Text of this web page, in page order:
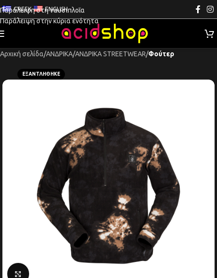
Παράλειψη στη ναυσιπλοΐα
Παράλειψη στην κύρια ενότητα
GREEK ENGLISH
Αρχική σελίδα ΑΝΔΡΙΚΑ ΑΝΔΡΙΚΑ STREETWEAR Φούτερ
ΕΞΑΝΤΛΉΘΗΚΕ
Κάντε κλικ για μεγέθυνση